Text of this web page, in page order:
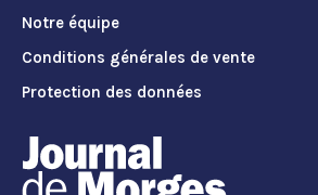
Notre équipe
Conditions générales de vente
Protection des données